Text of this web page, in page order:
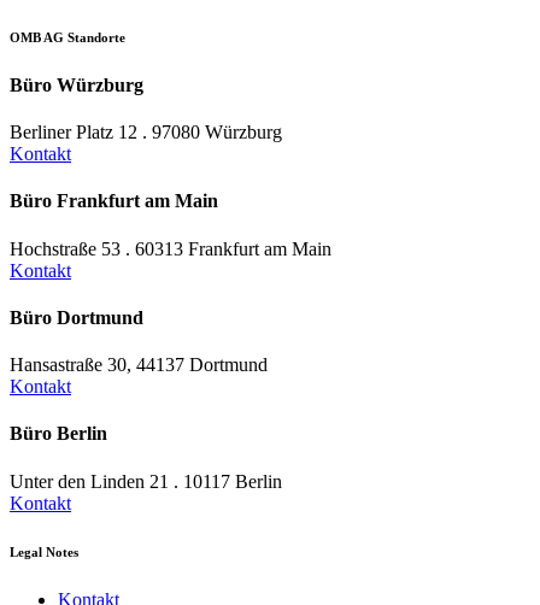
OMB AG Standorte
Büro Würzburg
Berliner Platz 12 . 97080 Würzburg
Kontakt
Büro Frankfurt am Main
Hochstraße 53 . 60313 Frankfurt am Main
Kontakt
Büro Dortmund
Hansastraße 30, 44137 Dortmund
Kontakt
Büro Berlin
Unter den Linden 21 . 10117 Berlin
Kontakt
Legal Notes
Kontakt